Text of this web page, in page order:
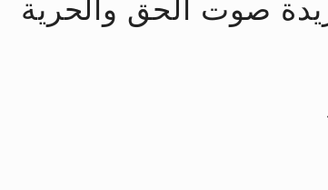
امير المؤمنين أيده الله والمكتب
>> المزيد
صلى الله عليه وسلم >> المزيد
صوت الحق والحرية